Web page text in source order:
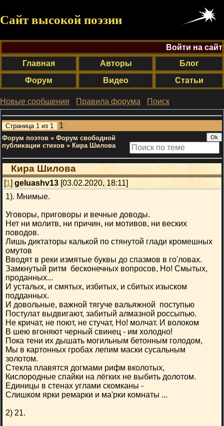
Сайт высокой поэзии
Войти на сайт
Главная
Авторы
Блог
Форум
Видео Статьи
Новые сообщения · Правила форума · Поиск;
Страница 1 из 1 1
Форум поэтов » Форум свободной
публикации стихов » Кира Шилова
Кира Шилова
[1] geluashv13 [03.02.2020, 18:11]
1). Мнимые.
Уговоры, приговоры и вечные доводы.
Нет ни молитв, ни причин, ни мотивов, ни веских
поводов.
Лишь диктаторы калькой по стянутой глади кромешных
омутов
Вводят в реки измятые буквы до спазмов в го'ловах.
Замкнутый ритм бесконечных вопросов, Но! Смытых,
проданных...
И усталых, и смятых, избитых, и сбитых изыском
подданных.
И довольные, важной тягуче вальяжной поступью
Постулат выдвигают, забитый алмазной россыпью.
Не кричат, не поют, не стучат, Но! молчат. И волоком
В шею вгоняют черный свинец - им холодно!
Пока тени их дышать могильным бетонным голодом,
Мы в картонных гробах лепим маски сусальным
золотом.
Стекла плавятся догмами рифм вколотых,
Кислородные спайки на лёгких не выбить долотом.
Единицы в стенах углами скомканы -
Слишком ярки ремарки и ма'рки комнаты ...
2) 21.